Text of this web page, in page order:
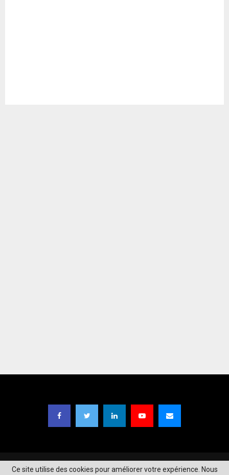
Copyright © 2021TIC Magazine BF| Designed by Moaga Studios.
Ce site utilise des cookies pour améliorer votre expérience. Nous